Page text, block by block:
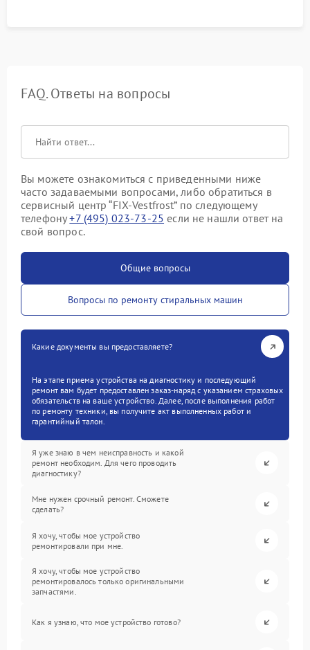
FAQ. Ответы на вопросы
Вы можете ознакомиться с приведенными ниже
часто задаваемыми вопросами, либо обратиться в
сервисный центр “FIX-Vestfrost” по следующему
телефону+7 (495) 023-73-25 если не нашли ответ на
свой вопрос.
Общие вопросы
Вопросы по ремонту стиральных машин
Какие документы вы предоставляете?
На этапе приема устройства на диагностику и последующий
ремонт вам будет предоставлен заказ-наряд с указанием страховых
обязательств на ваше устройство. Далее, после выполнения работ
по ремонту техники, вы получите акт выполненных работ и
гарантийный талон.
Я уже знаю в чем неисправность и какой
ремонт необходим. Для чего проводить
диагностику?
Мне нужен срочный ремонт. Сможете
сделать?
Я хочу, чтобы мое устройство
ремонтировали при мне.
Я хочу, чтобы мое устройство
ремонтировалось только оригинальными
запчастями.
Как я узнаю, что мое устройство готово?